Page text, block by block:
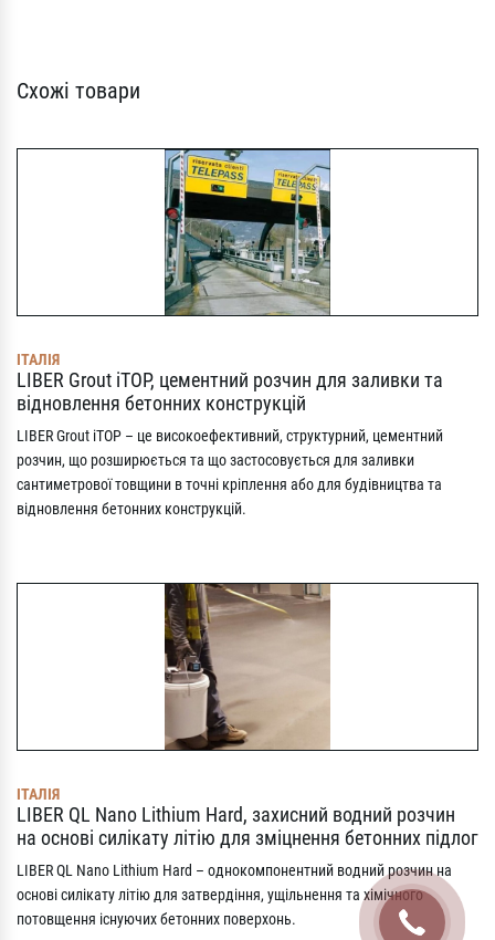
Схожі товари
ІТАЛІЯ
LIBER Grout iTOP, цементний розчин для заливки та
відновлення бетонних конструкцій
LIBER Grout iTOP – це високоефективний, структурний, цементний
розчин, що розширюється та що застосовується для заливки
сантиметрової товщини в точні кріплення або для будівництва та
відновлення бетонних конструкцій.
ІТАЛІЯ
LIBER QL Nano Lithium Hard, захисний водний розчин
на основі силікату літію для зміцнення бетонних підлог
LIBER QL Nano Lithium Hard – однокомпонентний водний розчин на
основі силікату літію для затвердіння, ущільнення та хімічного
потовщення існуючих бетонних поверхонь.